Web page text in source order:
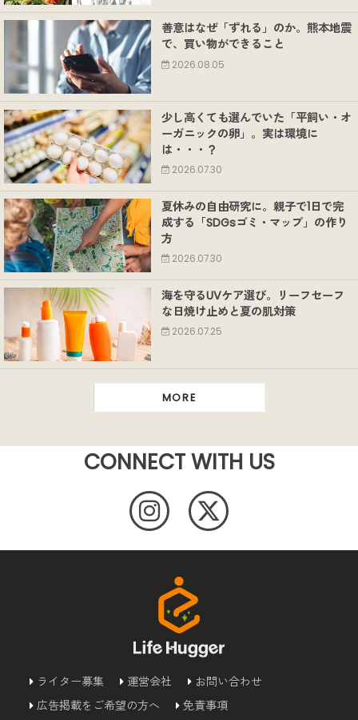
善意はなぜ「ずれる」のか。熊本地震
で、買い物ができること
2026.08.05
少し高くても選んでいた「平飼い・オ
ーガニックの卵」。実は環境に
は・・・？
2026.07.30
夏休みの自由研究に。親子で1日で完
成する「SDGsゴミ・マップ」の作り
方
2026.07.30
海を守るUVケア選び。リーフセーフ
な日焼け止めと夏の肌対策
2026.07.25
MORE
CONNECT WITH US
ライター募集 運営会社
お問い合わせ
広告掲載をご希望の方へ
免責事項